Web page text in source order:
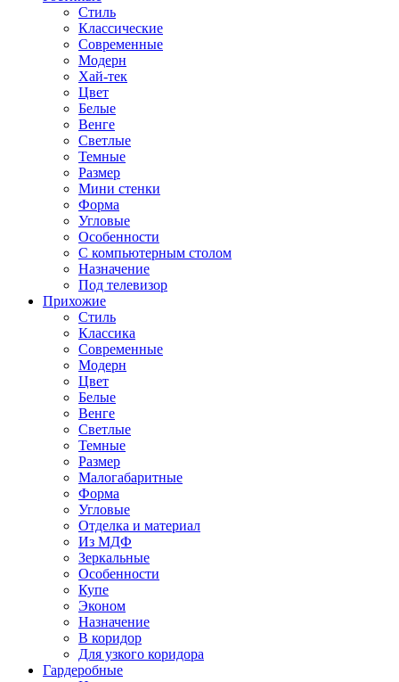
Стиль
Классические
Современные
Модерн
Хай-тек
Цвет
Белые
Венге
Светлые
Темные
Размер
Мини стенки
Форма
Угловые
Особенности
С компьютерным столом
Назначение
Под телевизор
Прихожие
Стиль
Классика
Современные
Модерн
Цвет
Белые
Венге
Светлые
Темные
Размер
Малогабаритные
Форма
Угловые
Отделка и материал
Из МДФ
Зеркальные
Особенности
Купе
Эконом
Назначение
В коридор
Для узкого коридора
Гардеробные